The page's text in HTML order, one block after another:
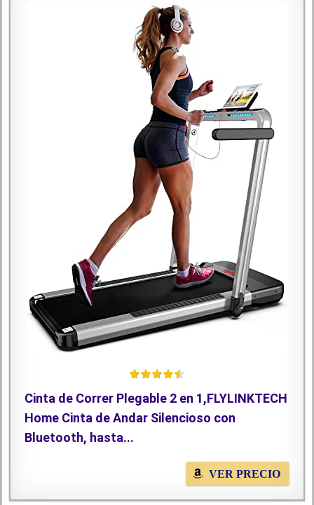
Cinta de Correr Plegable 2 en 1,FLYLINKTECH
Home Cinta de Andar Silencioso con
Bluetooth, hasta...
VER PRECIO